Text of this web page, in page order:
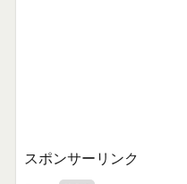
スポンサーリンク